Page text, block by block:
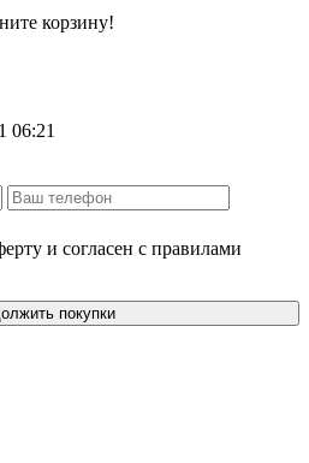
корзину!
06:21
и согласен с правилами
покупки